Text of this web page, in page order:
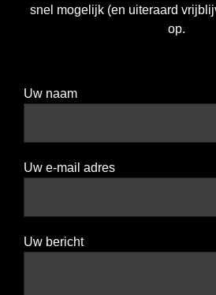
snel mogelijk (en uiteraard
op.
Uw naam
Uw e-mail adres
Uw bericht